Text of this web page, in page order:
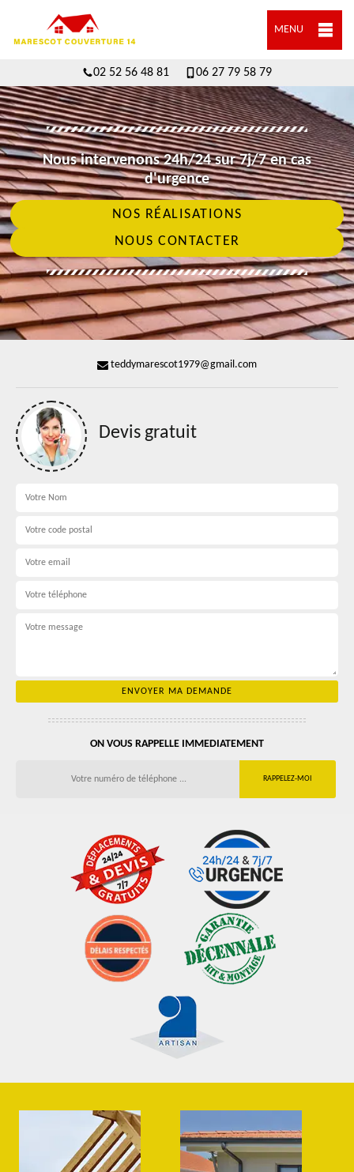
MENU
02 52 56 48 81 06 27 79 58 79
Nous intervenons 24h/24 sur 7j/7 en cas
d'urgence
NOS RÉALISATIONS
NOUS CONTACTER
teddymarescot1979@gmail.com
Devis gratuit
ON VOUS RAPPELLE IMMEDIATEMENT